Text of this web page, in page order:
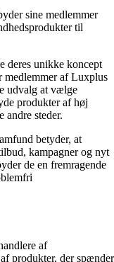
sine medlemmer
til
deres unikke koncept
medlemmer af Luxplus
udvalg at vælge
produkter af høj
andre steder.
betyder, at
kampagner og nyt
de en fremragende
af
produkter, der spænder